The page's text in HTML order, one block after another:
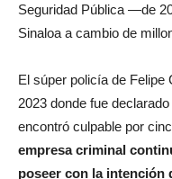
Seguridad Pública ―de
Sinaloa a cambio de
El súper policía de Felipe
2023 donde fue
encontró culpable por
empresa criminal
poseer con la intención